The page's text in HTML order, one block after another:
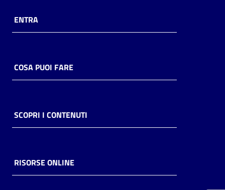
online
Piani
Decentrate
ENTRA
COSA PUOI FARE
SCOPRI I CONTENUTI
RISORSE ONLINE